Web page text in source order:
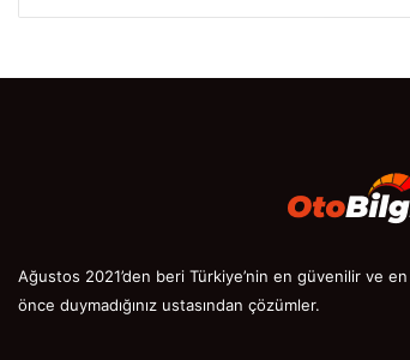
Ağustos 2021’den beri Türkiye’nin en güvenilir ve
önce duymadığınız ustasından çözümler.